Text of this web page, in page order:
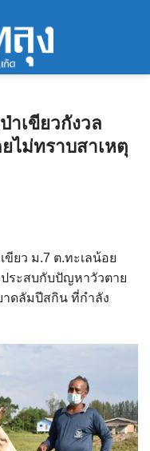
าเขียวกังวล
ไม่ทราบสาเหตุ
ขียว ม.7 ต.ทะเลน้อย
ระสบกับปัญหาวัวตาย
าดลัมปีสกิน ที่กำลัง